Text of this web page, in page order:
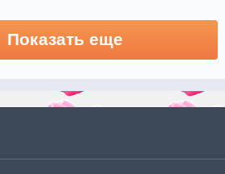
Показать еще